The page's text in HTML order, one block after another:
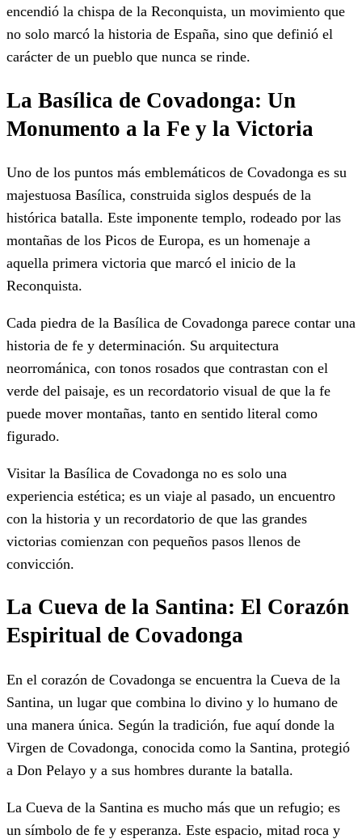
encendió la chispa de la Reconquista, un movimiento que
no solo marcó la historia de España, sino que definió el
carácter de un pueblo que nunca se rinde.
La Basílica de Covadonga: Un
Monumento a la Fe y la Victoria
Uno de los puntos más emblemáticos de Covadonga es su
majestuosa Basílica, construida siglos después de la
histórica batalla. Este imponente templo, rodeado por las
montañas de los Picos de Europa, es un homenaje a
aquella primera victoria que marcó el inicio de la
Reconquista.
Cada piedra de la Basílica de Covadonga parece contar una
historia de fe y determinación. Su arquitectura
neorrománica, con tonos rosados que contrastan con el
verde del paisaje, es un recordatorio visual de que la fe
puede mover montañas, tanto en sentido literal como
figurado.
Visitar la Basílica de Covadonga no es solo una
experiencia estética; es un viaje al pasado, un encuentro
con la historia y un recordatorio de que las grandes
victorias comienzan con pequeños pasos llenos de
convicción.
La Cueva de la Santina: El Corazón
Espiritual de Covadonga
En el corazón de Covadonga se encuentra la Cueva de la
Santina, un lugar que combina lo divino y lo humano de
una manera única. Según la tradición, fue aquí donde la
Virgen de Covadonga, conocida como la Santina, protegió
a Don Pelayo y a sus hombres durante la batalla.
La Cueva de la Santina es mucho más que un refugio; es
un símbolo de fe y esperanza. Este espacio, mitad roca y